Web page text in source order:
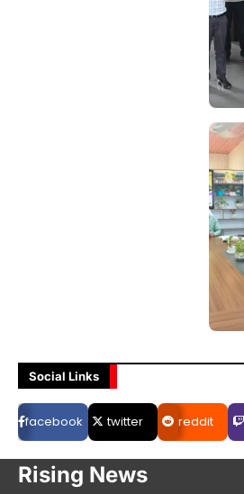
Social Links
facebook twitter reddit
Rising News